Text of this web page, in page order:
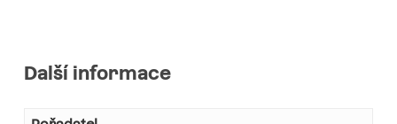
Další informace